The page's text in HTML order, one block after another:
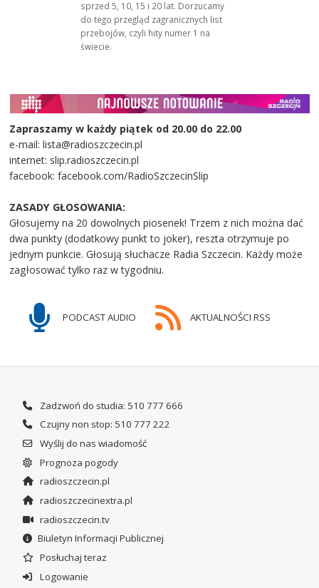
sprzed 5, 10, 15 i 20 lat. Dorzucamy
do tego przegląd zagranicznych list
przebojów, czyli hity numer 1 na
świecie.
Zapraszamy w każdy piątek od 20.00 do 22.00
e-mail: lista@radioszczecin.pl
internet: slip.radioszczecin.pl
facebook: facebook.com/RadioSzczecinSlip
ZASADY GŁOSOWANIA:
Głosujemy na 20 dowolnych piosenek! Trzem z nich można dać
dwa punkty (dodatkowy punkt to joker), reszta otrzymuje po
jednym punkcie. Głosują słuchacze Radia Szczecin. Każdy może
zagłosować tylko raz w tygodniu.
PODCAST AUDIO AKTUALNOŚCI RSS
Zadzwoń do studia: 510 777 666
Czujny non stop: 510 777 222
Wyślij do nas wiadomość
Prognoza pogody
radioszczecin.pl
radioszczecinextra.pl
radioszczecin.tv
Biuletyn Informacji Publicznej
Posłuchaj teraz
Logowanie